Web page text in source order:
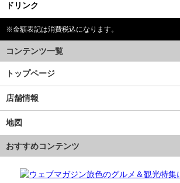
ドリンク
※金額表記は消費税込になります。
コンテンツ一覧
トップページ
店舗情報
地図
おすすめコンテンツ